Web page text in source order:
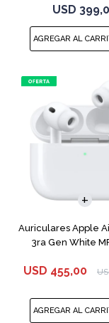
USD
Auriculares Apple
3ra Gen White
USD 455,00